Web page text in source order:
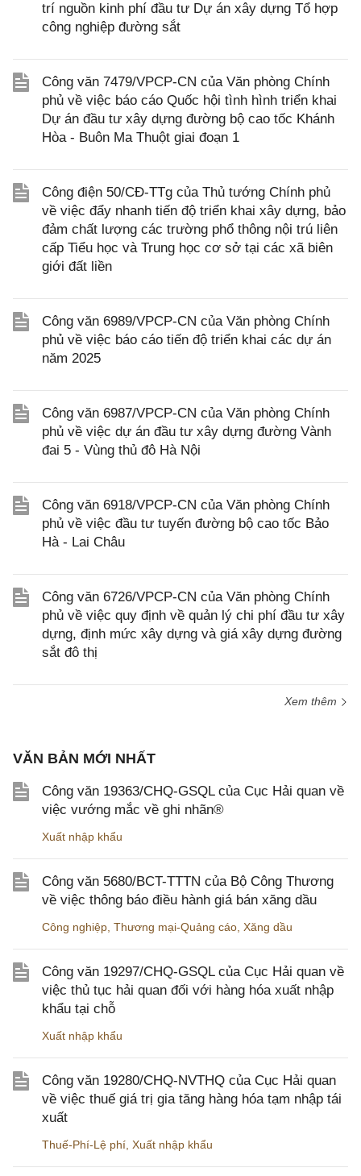
trí nguồn kinh phí đầu tư Dự án xây dựng Tổ hợp
công nghiệp đường sắt
Công văn 7479/VPCP-CN của Văn phòng Chính
phủ về việc báo cáo Quốc hội tình hình triển khai
Dự án đầu tư xây dựng đường bộ cao tốc Khánh
Hòa - Buôn Ma Thuột giai đoạn 1
Công điện 50/CĐ-TTg của Thủ tướng Chính phủ
về việc đẩy nhanh tiến độ triển khai xây dựng, bảo
đảm chất lượng các trường phổ thông nội trú liên
cấp Tiểu học và Trung học cơ sở tại các xã biên
giới đất liền
Công văn 6989/VPCP-CN của Văn phòng Chính
phủ về việc báo cáo tiến độ triển khai các dự án
năm 2025
Công văn 6987/VPCP-CN của Văn phòng Chính
phủ về việc dự án đầu tư xây dựng đường Vành
đai 5 - Vùng thủ đô Hà Nội
Công văn 6918/VPCP-CN của Văn phòng Chính
phủ về việc đầu tư tuyến đường bộ cao tốc Bảo
Hà - Lai Châu
Công văn 6726/VPCP-CN của Văn phòng Chính
phủ về việc quy định về quản lý chi phí đầu tư xây
dựng, định mức xây dựng và giá xây dựng đường
sắt đô thị
Xem thêm
VĂN BẢN MỚI NHẤT
Công văn 19363/CHQ-GSQL của Cục Hải quan về
việc vướng mắc về ghi nhãn®
Xuất nhập khẩu
Công văn 5680/BCT-TTTN của Bộ Công Thương
về việc thông báo điều hành giá bán xăng dầu
Công nghiệp Thương mại-Quảng cáo Xăng dầu
Công văn 19297/CHQ-GSQL của Cục Hải quan về
việc thủ tục hải quan đối với hàng hóa xuất nhập
khẩu tại chỗ
Xuất nhập khẩu
Công văn 19280/CHQ-NVTHQ của Cục Hải quan
về việc thuế giá trị gia tăng hàng hóa tạm nhập tái
xuất
Thuế-Phí-Lệ phí Xuất nhập khẩu